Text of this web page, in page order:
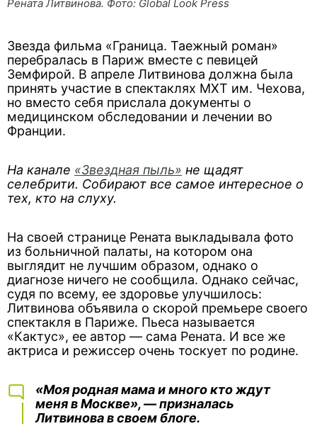
Рената Литвинова. Фото: Global Look Press
Звезда фильма «Граница. Таежный роман»
перебралась в Париж вместе с певицей
Земфирой. В апреле Литвинова должна была
принять участие в спектаклях МХТ им. Чехова,
но вместо себя прислала документы о
медицинском обследовании и лечении во
Франции.
На канале «Звездная пыль» не щадят
селебрити. Собирают все самое интересное о
тех, кто на слуху.
На своей странице Рената выкладывала фото
из больничной палаты, на котором она
выглядит не лучшим образом, однако о
диагнозе ничего не сообщила. Однако сейчас,
судя по всему, ее здоровье улучшилось:
Литвинова объявила о скорой премьере своего
спектакля в Париже. Пьеса называется
«Кактус», ее автор — сама Рената. И все же
актриса и режиссер очень тоскует по родине.
«Моя родная мама и много кто ждут
меня в Москве», — призналась
Литвинова в своем блоге.